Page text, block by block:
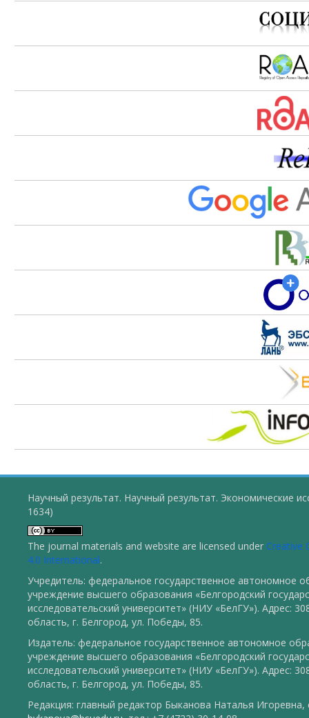
Научный результат. Научный результат. Экономические
1634)
The journal materials and website are licensed under Creative
4.0 International.
Учредитель: федеральное государственное автономное
учреждение высшего образования «Белгородский
исследовательский университет» (НИУ «БелГУ»). Адрес:
область, г. Белгород, ул. Победы, 85.
Издатель: федеральное государственное автономное
учреждение высшего образования «Белгородский
исследовательский университет» (НИУ «БелГУ»). Адрес:
область, г. Белгород, ул. Победы, 85.
Редакция: главный редактор Быканова Наталья Игоревна,